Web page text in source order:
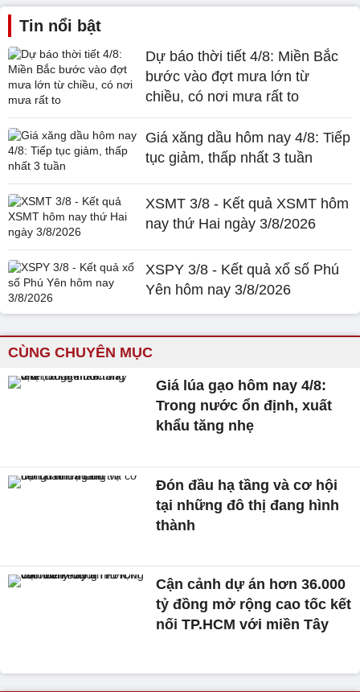
Tin nổi bật
Dự báo thời tiết 4/8: Miền Bắc
bước vào đợt mưa lớn từ
chiều, có nơi mưa rất to
Giá xăng dầu hôm nay 4/8: Tiếp
tục giảm, thấp nhất 3 tuần
XSMT 3/8 - Kết quả XSMT hôm
nay thứ Hai ngày 3/8/2026
XSPY 3/8 - Kết quả xổ số Phú
Yên hôm nay 3/8/2026
CÙNG CHUYÊN MỤC
Giá lúa gạo hôm nay 4/8:
Trong nước ổn định, xuất
khẩu tăng nhẹ
Đón đầu hạ tầng và cơ hội
tại những đô thị đang hình
thành
Cận cảnh dự án hơn 36.000
tỷ đồng mở rộng cao tốc kết
nối TP.HCM với miền Tây